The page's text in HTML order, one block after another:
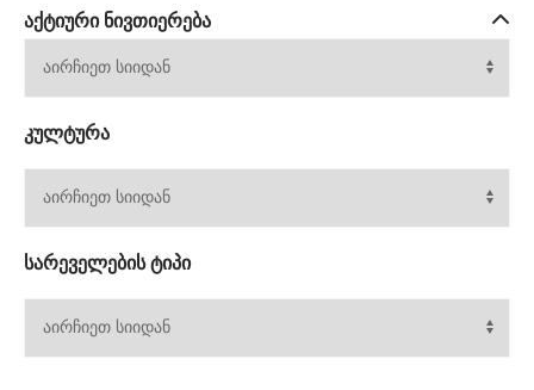
ᲐᲥᲢᲘᲣᲠᲘ ᲜᲘᲕᲗᲘᲔᲠᲔᲑᲐ
ᲙᲣᲚᲢᲣᲠᲐ
ᲡᲐᲠᲔᲕᲔᲚᲔᲑᲘᲡ ᲢᲘᲞᲘ